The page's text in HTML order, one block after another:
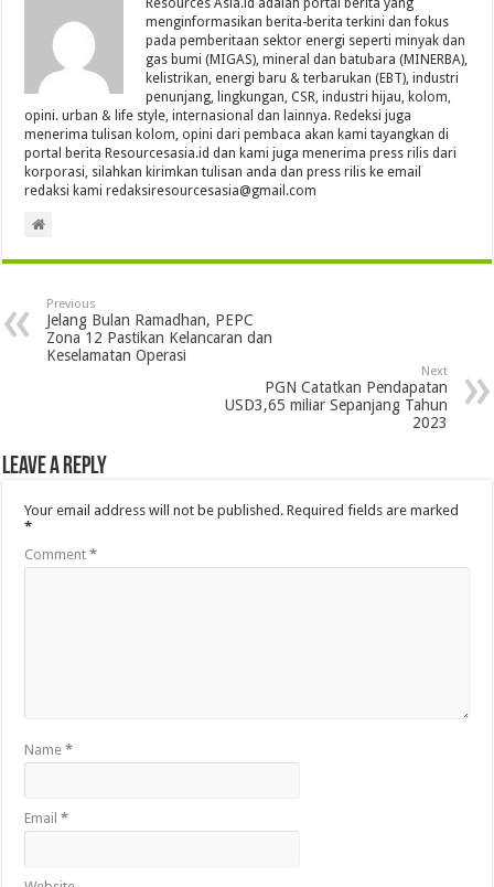
Resources Asia.id adalah portal berita yang
menginformasikan berita-berita terkini dan fokus
pada pemberitaan sektor energi seperti minyak dan
gas bumi (MIGAS), mineral dan batubara (MINERBA),
kelistrikan, energi baru & terbarukan (EBT), industri
penunjang, lingkungan, CSR, industri hijau, kolom,
opini. urban & life style, internasional dan lainnya. Redeksi juga
menerima tulisan kolom, opini dari pembaca akan kami tayangkan di
portal berita Resourcesasia.id dan kami juga menerima press rilis dari
korporasi, silahkan kirimkan tulisan anda dan press rilis ke email
redaksi kami redaksiresourcesasia@gmail.com
Previous
Jelang Bulan Ramadhan, PEPC
Zona 12 Pastikan Kelancaran dan
Keselamatan Operasi
Next
PGN Catatkan Pendapatan
USD3,65 miliar Sepanjang Tahun
2023
Leave a Reply
Your email address will not be published. Required fields are marked
*
Comment*
Name*
Email*